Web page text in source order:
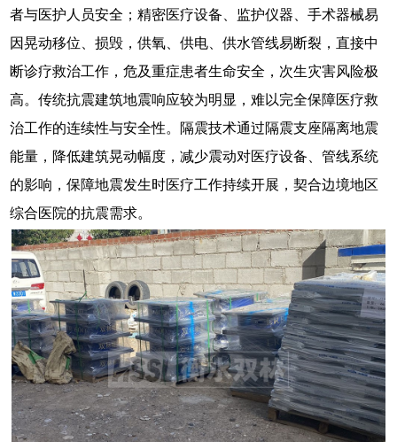
者与医护人员安全；精密医疗设备、监护仪器、手术器械易
因晃动移位、损毁，供氧、供电、供水管线易断裂，直接中
断诊疗救治工作，危及重症患者生命安全，次生灾害风险极
高。传统抗震建筑地震响应较为明显，难以完全保障医疗救
治工作的连续性与安全性。隔震技术通过隔震支座隔离地震
能量，降低建筑晃动幅度，减少震动对医疗设备、管线系统
的影响，保障地震发生时医疗工作持续开展，契合边境地区
综合医院的抗震需求。